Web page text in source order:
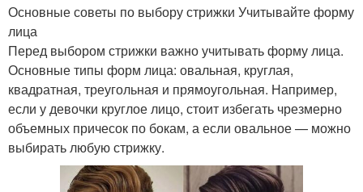
Основные советы по выбору стрижки Учитывайте форму
лица
Перед выбором стрижки важно учитывать форму лица.
Основные типы форм лица: овальная, круглая,
квадратная, треугольная и прямоугольная. Например,
если у девочки круглое лицо, стоит избегать чрезмерно
объемных причесок по бокам, а если овальное — можно
выбирать любую стрижку.